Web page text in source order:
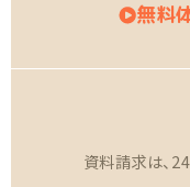
無料
資料請求は、